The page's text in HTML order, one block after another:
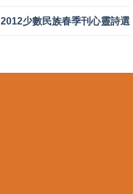
2012少數民族春季刊心靈詩選